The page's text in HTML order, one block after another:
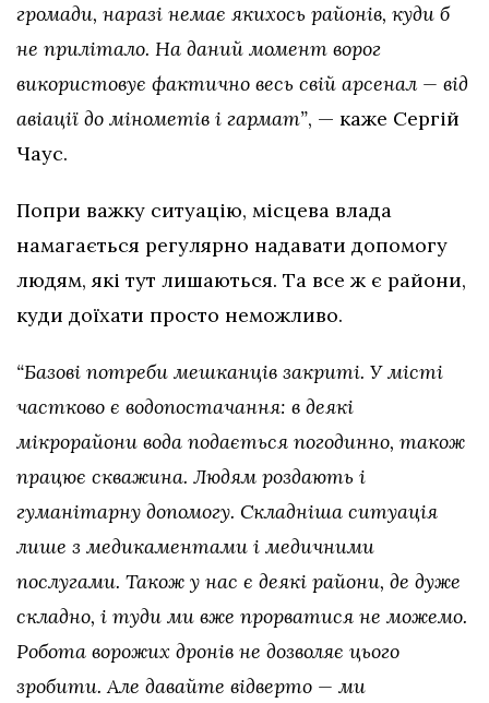
громади, наразі немає якихось районів, куди б
не прилітало. На даний момент ворог
використовує фактично весь свій арсенал — від
авіації до мінометів і гармат”, — каже Сергій
Чаус.
Попри важку ситуацію, місцева влада
намагається регулярно надавати допомогу
людям, які тут лишаються. Та все ж є райони,
куди доїхати просто неможливо.
“Базові потреби мешканців закриті. У місті
частково є водопостачання: в деякі
мікрорайони вода подається погодинно, також
працює скважина. Людям роздають і
гуманітарну допомогу. Складніша ситуація
лише з медикаментами і медичними
послугами. Також у нас є деякі райони, де дуже
складно, і туди ми вже прорватися не можемо.
Робота ворожих дронів не дозволяє цього
зробити. Але давайте відверто — ми